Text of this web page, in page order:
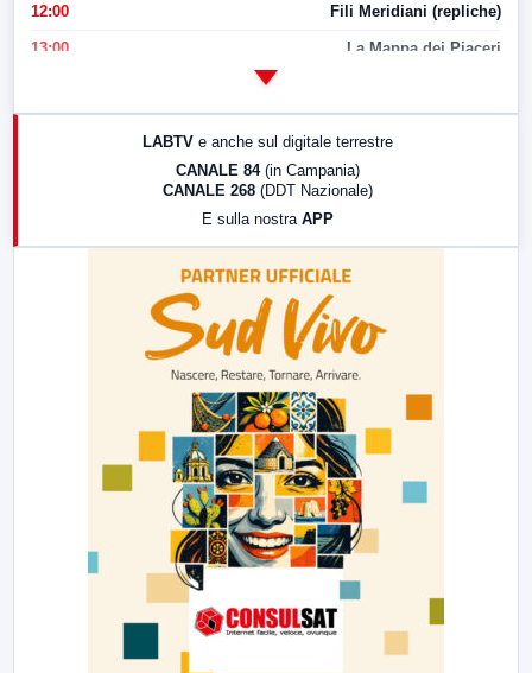
12:00 Fili Meridiani (repliche)
13:00 La Mappa dei Piaceri
17:00 LabNews (replica)
LABTV e anche sul digitale terrestre
CANALE 84 (in Campania)
CANALE 268 (DDT Nazionale)
E sulla nostra APP